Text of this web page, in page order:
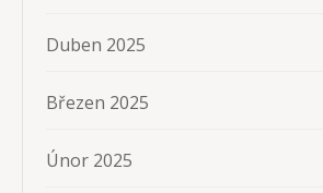
Duben 2025
Březen 2025
Únor 2025